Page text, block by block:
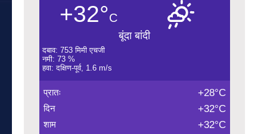
+32°C
बूंदा बांदी
दबाव: 753 मिमी एचजी
नमी: 73 %
हवा: दक्षिण-पूर्व, 1.6 m/s
प्रातः +28°C
दिन +32°C
शाम +32°C